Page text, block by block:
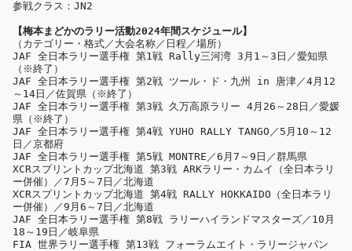
【梅本まどかのラリー活動2024年間スケジュール】
（カテゴリー・格式／大会名称／日程／場所）
JAF 全日本ラリー選手権 第1戦 Rally三河湾 3月1～3日／愛知県
（※終了）
JAF 全日本ラリー選手権 第2戦 ツール・ド・九州 in 唐津／4月12
～14日／佐賀県（※終了）
JAF 全日本ラリー選手権 第3戦 久万高原ラリー 4月26～28日／愛媛
県（※終了）
JAF 全日本ラリー選手権 第4戦 YUHO RALLY TANGO／5月10～12
日／京都府
JAF 全日本ラリー選手権 第5戦 MONTRE／6月7～9日／群馬県
XCRスプリントカップ北海道 第3戦 ARKラリー・カムイ（全日本ラリ
ー併催）／7月5～7日／北海道
XCRスプリントカップ北海道 第4戦 RALLY HOKKAIDO（全日本ラリ
ー併催）／9月6～7日／北海道
JAF 全日本ラリー選手権 第8戦 ラリーハイランドマスターズ／10月
18～19日／岐阜県
FIA 世界ラリー選手権 第13戦 フォーラムエイト・ラリージャパン